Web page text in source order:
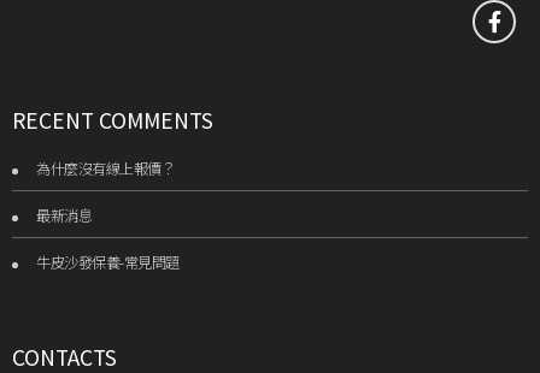
RECENT COMMENTS
為什麼沒有線上報價？
最新消息
牛皮沙發保養-常見問題
CONTACTS